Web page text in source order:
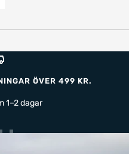
ÖVER 499 KR.
1–2 dagar